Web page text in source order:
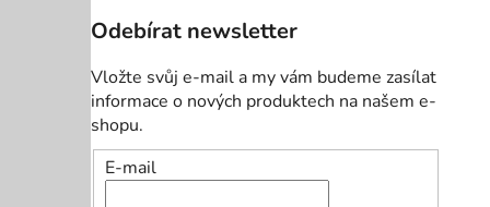
Odebírat newsletter
Vložte svůj e-mail a my vám budeme zasílat
informace o nových produktech na našem e-
shopu.
E-mail